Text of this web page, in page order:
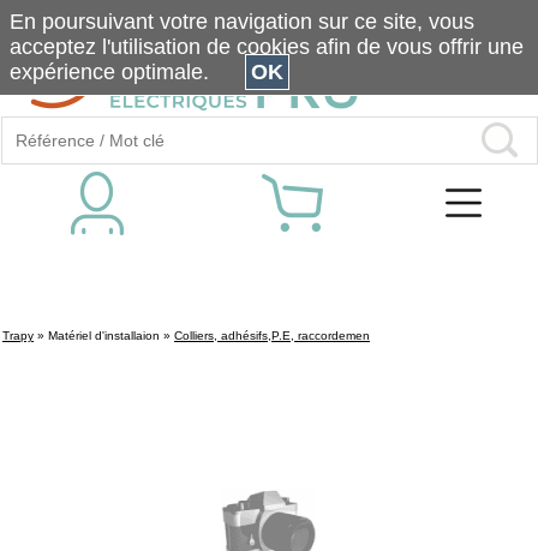
Trapy » Matériel d'installaion » Colliers, adhésifs,P.E, raccordemen
En poursuivant votre navigation sur ce site, vous
acceptez l'utilisation de cookies afin de vous offrir une
expérience optimale.
OK